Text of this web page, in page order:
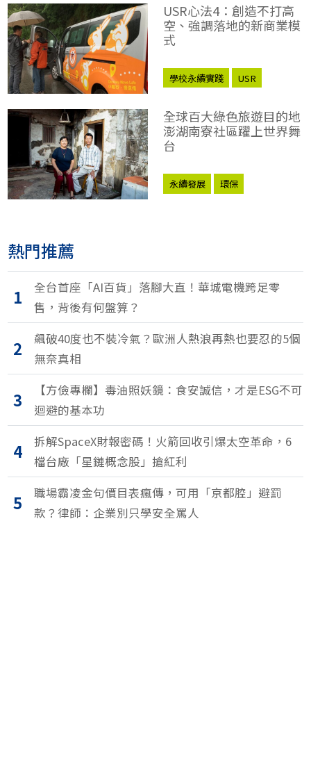
USR心法4：創造不打高
空、強調落地的新商業模
式
學校永續實踐
USR
大學社會責任
全球百大綠色旅遊目的地
澎湖南寮社區躍上世界舞
台
永續發展 環保
熱門推薦
1
全台首座「AI百貨」落腳大直！華城電機跨足零
售，背後有何盤算？
2
飆破40度也不裝冷氣？歐洲人熱浪再熱也要忍的5個
無奈真相
3
【方儉專欄】毒油照妖鏡：食安誠信，才是ESG不可
迴避的基本功
4
拆解SpaceX財報密碼！火箭回收引爆太空革命，6
檔台廠「星鏈概念股」搶紅利
5
職場霸凌金句價目表瘋傳，可用「京都腔」避罰
款？律師：企業別只學安全罵人